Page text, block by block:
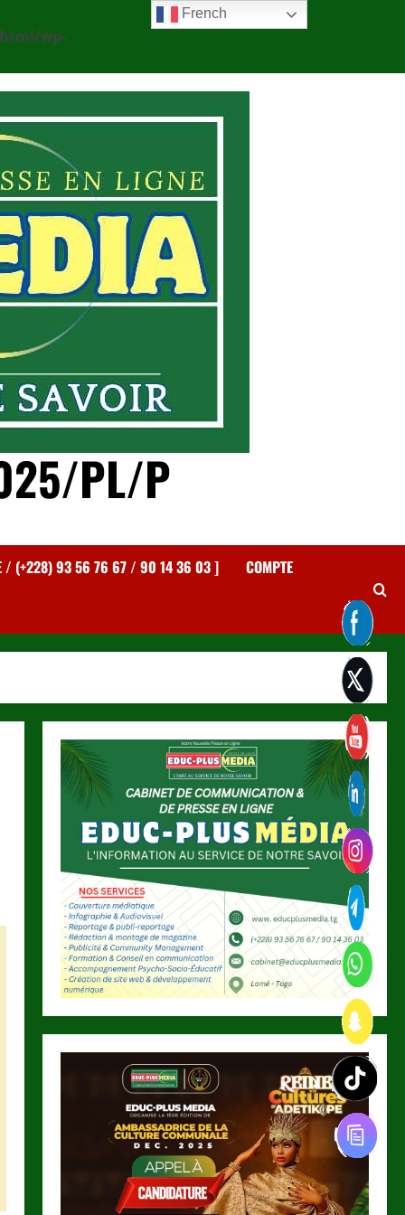
wp-
PL/P
/ (+228) 93 56 76 67 / 90 14 36 03 ] COMPTE
French